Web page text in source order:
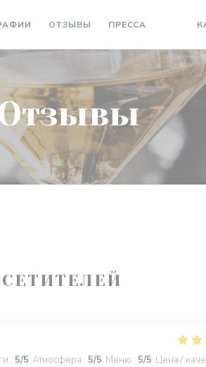
ОТЗЫВЫ ПРЕССА
: 5/5 Атмосфера : 5/5 Меню : 5/5 Цена /